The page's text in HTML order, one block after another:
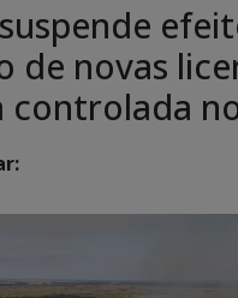
de novas
controlada